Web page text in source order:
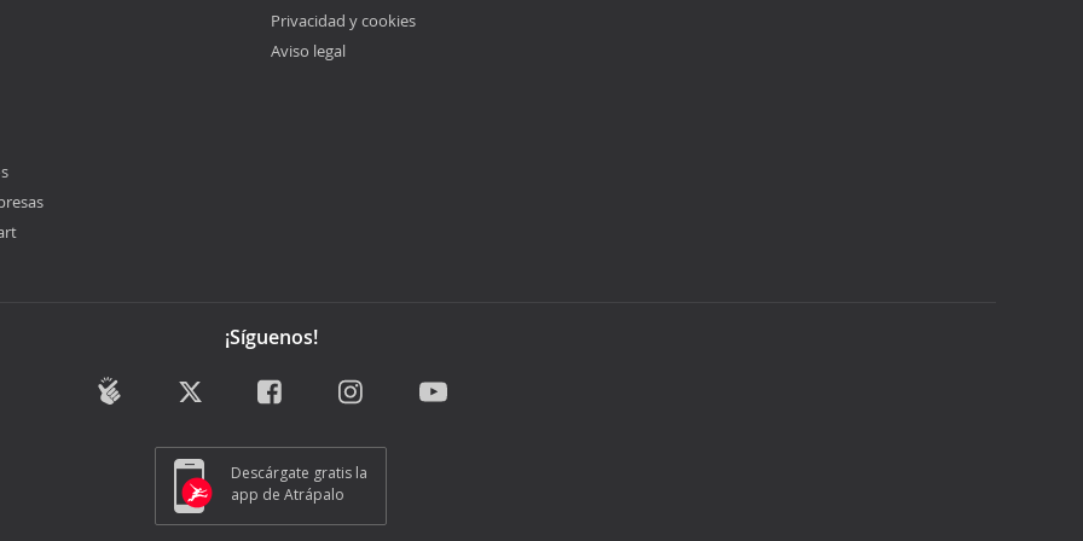
Privacidad y cookies
Aviso legal
¡Síguenos!
Descárgate gratis la
app de Atrápalo